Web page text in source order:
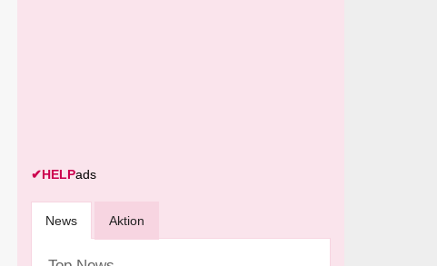
✔HELPads
News Aktion